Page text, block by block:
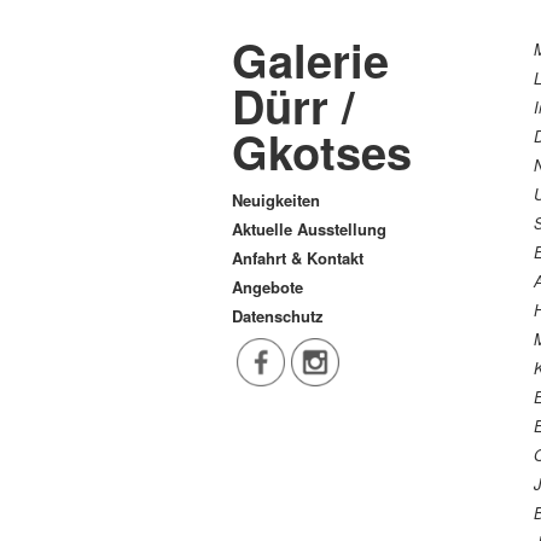
Galerie
Dürr /
Gkotses
Neuigkeiten
Aktuelle Ausstellung
Anfahrt & Kontakt
Angebote
Datenschutz